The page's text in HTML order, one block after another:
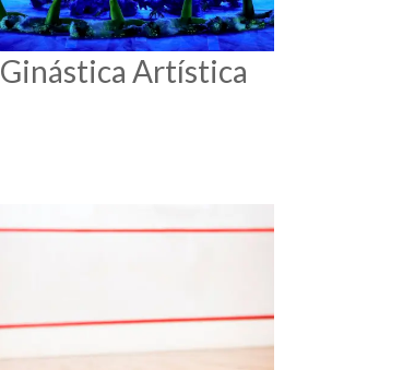
Ginástica Artística